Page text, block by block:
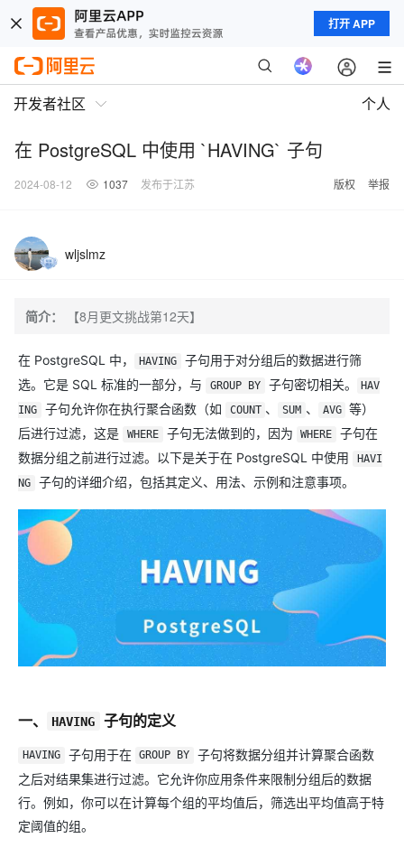
打开 APP
开发者社区 个人
在 PostgreSQL 中使用 `HAVING` 子句
2024-08-12 1037 发布于江苏 版权 举报
wljslmz
简介： 【8月更文挑战第12天】
在 PostgreSQL 中， HAVING
子句用于对分组后的数据进行筛
选。它是 SQL 标准的一部分，与
GROUP BY 子句密切相关。
HAV
ING
子句允许你在执行聚合函数（如 COUNT 、 SUM 、 AVG
等）
后进行过滤，这是
WHERE 子句无法做到的，因为 WHERE
子句在
数据分组之前进行过滤。以下是关于在 PostgreSQL 中使用
HAVI
NG
子句的详细介绍，包括其定义、用法、示例和注意事项。
一、 HAVING 子句的定义
HAVING 子句用于在 GROUP BY
子句将数据分组并计算聚合函数
之后对结果集进行过滤。它允许你应用条件来限制分组后的数据
行。例如，你可以在计算每个组的平均值后，筛选出平均值高于特
定阈值的组。